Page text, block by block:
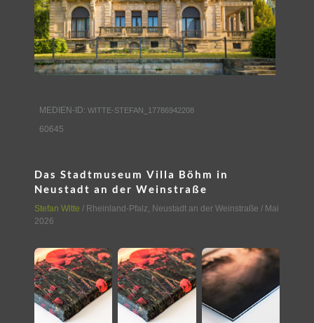
WIR DRUCKEN IHR BILD
AUSSTELLUNGEN
KONTAKT
MEDIEN-ID: WITTE-STEFAN_17786942208
60645
Das Stadtmuseum Villa Böhm in
Neustadt an der Weinstraße
Stefan Witte / Rheinland-Pfalz, Neustadt an der Weinstraße / Mai
2026